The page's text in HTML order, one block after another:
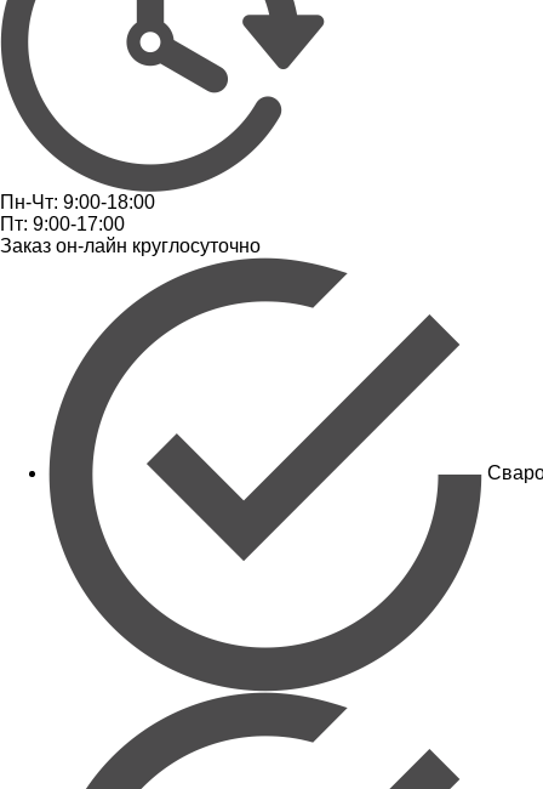
Пн-Чт: 9:00-18:00
Пт: 9:00-17:00
Заказ он-лайн круглосуточно